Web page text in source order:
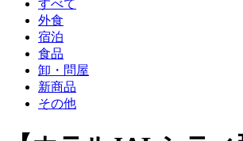
すべて
外食
宿泊
食品
卸・問屋
新商品
その他